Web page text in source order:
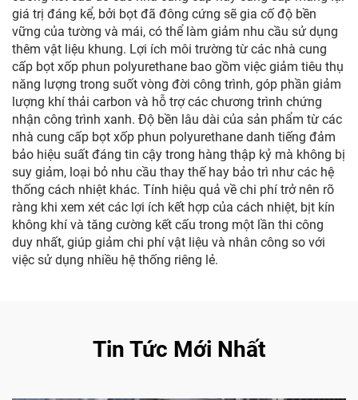
giá trị đáng kể, bởi bọt đã đông cứng sẽ gia cố độ bền
vững của tường và mái, có thể làm giảm nhu cầu sử dụng
thêm vật liệu khung. Lợi ích môi trường từ các nhà cung
cấp bọt xốp phun polyurethane bao gồm việc giảm tiêu thụ
năng lượng trong suốt vòng đời công trình, góp phần giảm
lượng khí thải carbon và hỗ trợ các chương trình chứng
nhận công trình xanh. Độ bền lâu dài của sản phẩm từ các
nhà cung cấp bọt xốp phun polyurethane danh tiếng đảm
bảo hiệu suất đáng tin cậy trong hàng thập kỷ mà không bị
suy giảm, loại bỏ nhu cầu thay thế hay bảo trì như các hệ
thống cách nhiệt khác. Tính hiệu quả về chi phí trở nên rõ
ràng khi xem xét các lợi ích kết hợp của cách nhiệt, bịt kín
không khí và tăng cường kết cấu trong một lần thi công
duy nhất, giúp giảm chi phí vật liệu và nhân công so với
việc sử dụng nhiều hệ thống riêng lẻ.
Tin Tức Mới Nhất